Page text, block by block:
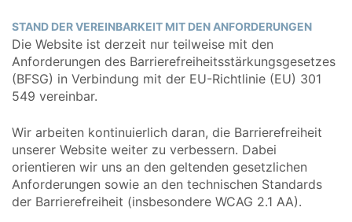
STAND DER VEREINBARKEIT MIT DEN ANFORDERUNGEN
Die Website ist derzeit nur teilweise mit den
Anforderungen des Barrierefreiheitsstärkungsgesetzes
(BFSG) in Verbindung mit der EU-Richtlinie (EU) 301
549 vereinbar.
Wir arbeiten kontinuierlich daran, die Barrierefreiheit
unserer Website weiter zu verbessern. Dabei
orientieren wir uns an den geltenden gesetzlichen
Anforderungen sowie an den technischen Standards
der Barrierefreiheit (insbesondere WCAG 2.1 AA).